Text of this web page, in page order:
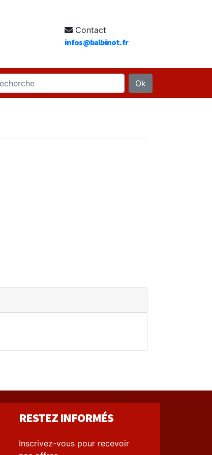
Contact
infos@balbinot.fr
Ok
RESTEZ INFORMÉS
Inscrivez-vous pour recevoir